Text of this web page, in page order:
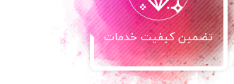
تضمین کیفیت خدمات